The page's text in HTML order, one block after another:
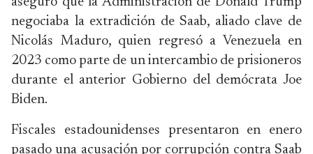
negociaba la extradición de Saab, aliado clave de
Nicolás Maduro, quien regresó a Venezuela en
2023 como parte de un intercambio de prisioneros
durante el anterior Gobierno del demócrata Joe
Biden.
Fiscales estadounidenses presentaron en enero
pasado una acusación por corrupción contra Saab